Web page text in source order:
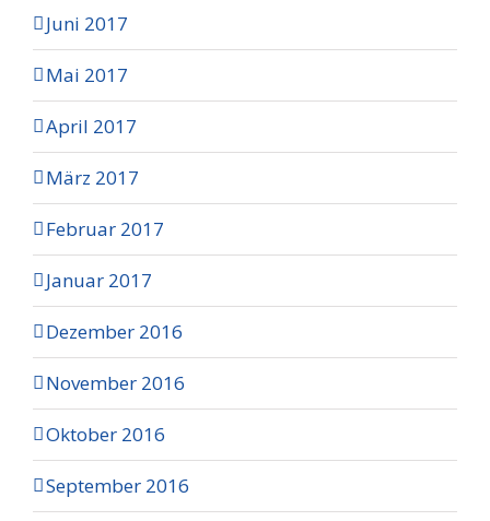
Juni 2017
Mai 2017
April 2017
März 2017
Februar 2017
Januar 2017
Dezember 2016
November 2016
Oktober 2016
September 2016